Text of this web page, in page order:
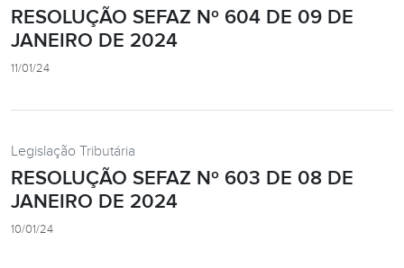
RESOLUÇÃO SEFAZ Nº 604 DE 09 DE
JANEIRO DE 2024
11/01/24
Legislação Tributária
RESOLUÇÃO SEFAZ Nº 603 DE 08 DE
JANEIRO DE 2024
10/01/24